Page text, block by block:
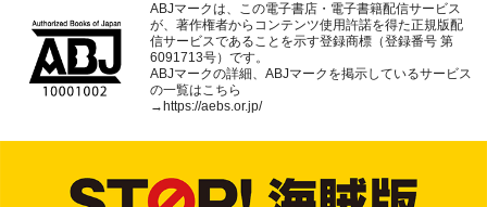
ABJマークは、この電子書店・電子書籍配信サービス
が、著作権者からコンテンツ使用許諾を得た正規版配
信サービスであることを示す登録商標（登録番号 第
6091713号）です。
ABJマークの詳細、ABJマークを掲示しているサービス
の一覧はこちら
→ https://aebs.or.jp/